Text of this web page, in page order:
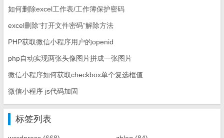
如何删除excel工作表/工作簿保护密码
excel删除“打开文件密码”解除方法
PHP获取微信小程序用户的openid
php自动实现两张头像图片拼成一张图片
微信小程序如何获取checkbox单个复选框值
微信小程序 js代码加固
标签列表